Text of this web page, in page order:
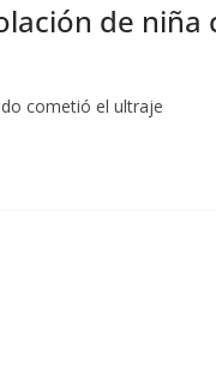
de niña
cometió el ultraje